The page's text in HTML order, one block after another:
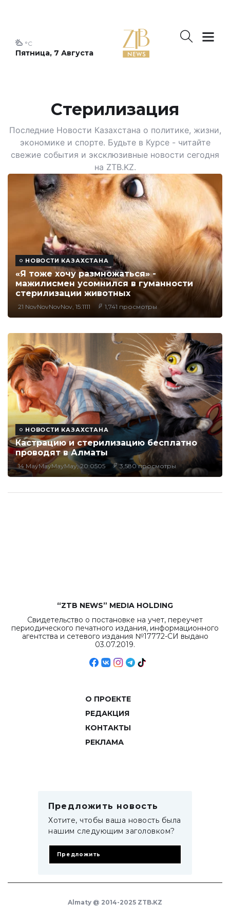
Пятница, 7 Августа
°C
Стерилизация
Последние Новости Казахстана о политике, жизни,
экономике и спорте. Будьте в Курсе - читайте
свежие события и эксклюзивные новости сегодня
на ZTB.KZ.
НОВОСТИ КАЗАХСТАНА
«Я тоже хочу размножаться» -
мажилисмен усомнился в гуманности
стерилизации животных
21 NovNovNovNov, 15:1111 1,741 просмотры
НОВОСТИ КАЗАХСТАНА
Кастрацию и стерилизацию бесплатно
проводят в Алматы
14 MayMayMayMay, 20:0505 3,580 просмотры
“ZTB NEWS” MEDIA HOLDING
Свидетельство о постановке на учет, переучет
периодического печатного издания, информационного
агентства и сетевого издания №17772-СИ выдано
03.07.2019.
О ПРОЕКТЕ
РЕДАКЦИЯ
КОНТАКТЫ
РЕКЛАМА
Предложить новость
Хотите, чтобы ваша новость была
нашим следующим заголовком?
Предложить
Almaty @ 2014-2025 ZTB.KZ